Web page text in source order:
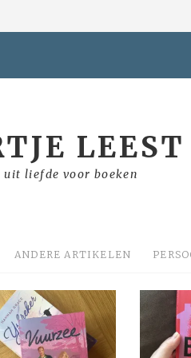
LEEST
uit liefde voor boeken
ANDERE ARTIKELEN